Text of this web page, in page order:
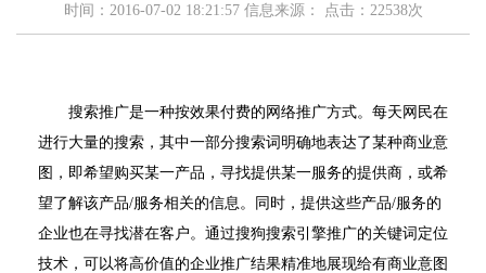
时间：2016-07-02 18:21:57 信息来源： 点击：22538次
搜索推广是一种按效果付费的网络推广方式。每天网民在
进行大量的搜索，其中一部分搜索词明确地表达了某种商业意
图，即希望购买某一产品，寻找提供某一服务的提供商，或希
望了解该产品/服务相关的信息。同时，提供这些产品/服务的
企业也在寻找潜在客户。通过搜狗搜索引擎推广的关键词定位
技术，可以将高价值的企业推广结果精准地展现给有商业意图